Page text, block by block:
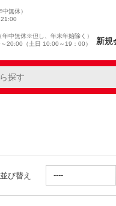
無休）
年中無休※但し、年末年始除く）
20:00（土日 10:00～19：00）
新規
並び替え ----